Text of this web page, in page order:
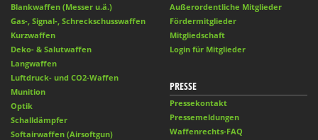
Blankwaffen (Messer u.ä.)
Gas-, Signal-, Schreckschusswaffen
Kurzwaffen
Deko- & Salutwaffen
Langwaffen
Luftdruck- und CO2-Waffen
Munition
Optik
Schalldämpfer
Softairwaffen (Airsoftgun)
Außerordentliche Mitglieder
Fördermitglieder
Mitgliedschaft
Login für Mitglieder
PRESSE
Pressekontakt
Pressemeldungen
Waffenrechts-FAQ